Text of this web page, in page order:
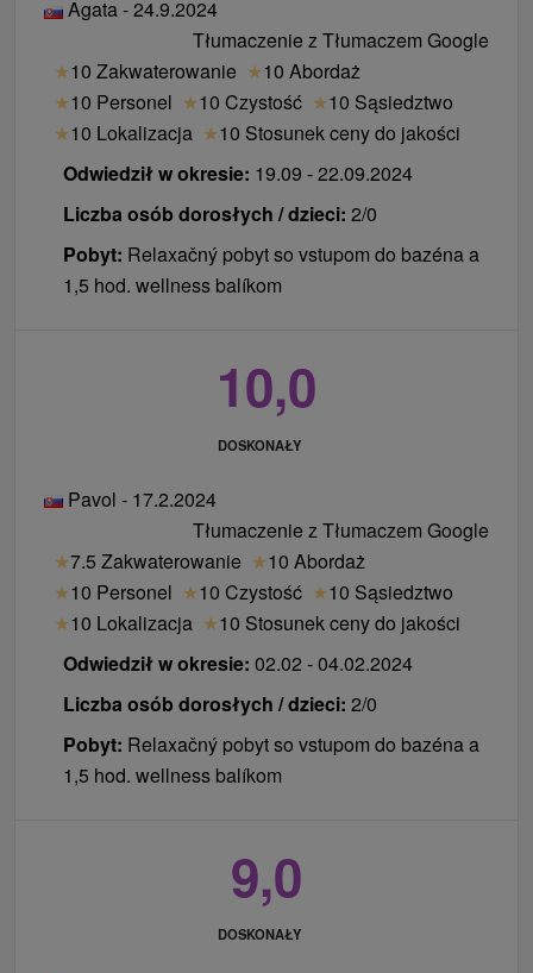
Dolina
dzieci
Drugie dziecko do 14,99 lat zakwaterowanie z
obiadokolacją bezpłatnie. Warunkiem jest to, aby
dziecko było zakwaterowane we wspólnym
płacącymi osobami dorosłymi.
Dzieci do lat 2,99 bez prawa do łóżka i
Dopłaty na miejscu po przyjeździe:
zakwaterowanie ze zwierzęciem domowym 15 € /
podatek od zakwaterowania 0,75 € / osobodzień
obiad 7 € / dorosły / osobodzień, dziecko do lat
14,99 6 € / osobodzień
anulowanie
rozpoczęciem opłatę dokonuje się po przyjeździe w
recepcji hotelu.
Agata - 24.9.2024
Tłumaczenie z Tłumaczem Google
★10 Zakwaterowanie ★10 Abordaż
★10 Personel ★10 Czystość ★10 Sąsiedztwo
★10 Lokalizacja ★10 Stosunek ceny do jakości
Odwiedził w okresie: 19.09 - 22.09.2024
Liczba osób dorosłych / dzieci: 2/0
Pobyt: Relaxačný pobyt so vstupom do bazéna a
1,5 hod. wellness balíkom
10,0
DOSKONAŁY
Pavol - 17.2.2024
Tłumaczenie z Tłumaczem Google
★7.5 Zakwaterowanie ★10 Abordaż
★10 Personel ★10 Czystość ★10 Sąsiedztwo
★10 Lokalizacja ★10 Stosunek ceny do jakości
Odwiedził w okresie: 02.02 - 04.02.2024
Liczba osób dorosłych / dzieci: 2/0
Pobyt: Relaxačný pobyt so vstupom do bazéna a
1,5 hod. wellness balíkom
9,0
DOSKONAŁY